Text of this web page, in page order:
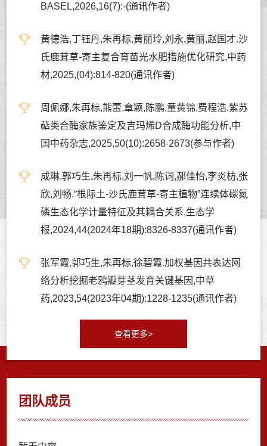
BASEL,2026,16(7):-(通讯作者)
黄德浩,丁钰丹,朱再标,黄丽玲,刘永,黄丽,赵国才.沙
氏鹿茸草-寄主复合育苗光水肥措施优化研究,中药
材,2025,(04):814-820(通讯作者)
周佩娜,朱再标,熊蕾,章颖,陈鹏,童黄锦,费程浩.紫苏
萜类合酶家族鉴定及吉玛烯D合成酶功能分析,中
国中药杂志,2025,50(10):2658-2673(参与作者)
成琳,郭巧生,朱再标,刘一帆,陈词,郝佳怡,李炎枋,张
欣,刘畅.“根际土-沙氏鹿茸草-寄主植物”连续体碳氮
磷生态化学计量特征及其耦合关系,生态学
报,2024,44(2024年18期):8326-8337(通讯作者)
张军霞,郭巧生,朱再标,徐碧霞.加权基因共表达网
络分析挖掘老鸦瓣芽茎发育关键基因,中草
药,2023,54(2023年04期):1228-1235(通讯作者)
查看更多>
团队成员